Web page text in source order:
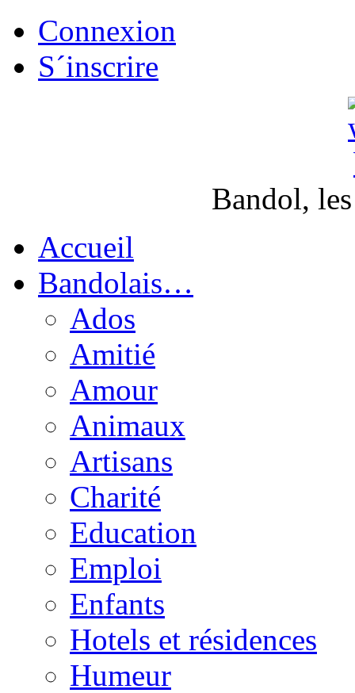
Connexion
S´inscrire
Bandol,
Accueil
Bandolais…
Ados
Amitié
Amour
Animaux
Artisans
Charité
Education
Emploi
Enfants
Hotels et résidences
Humeur